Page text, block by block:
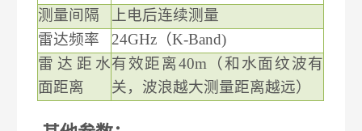
测量间隔
上电后连续测量
雷达频率
24GHz（K-Band)
雷达距水
面距离
有效距离40m（和水面纹波有
关，波浪越大测量距离越远）